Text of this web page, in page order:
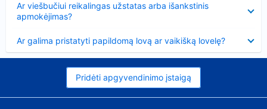
Ar viešbučiui reikalingas užstatas arba išankstinis
apmokėjimas?
Ar galima pristatyti papildomą lovą ar vaikišką lovelę?
Pridėti apgyvendinimo įstaigą